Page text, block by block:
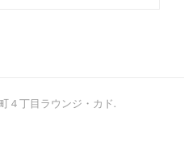
４丁目ラウンジ・カド.